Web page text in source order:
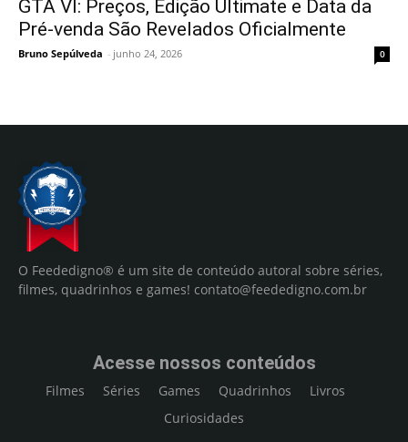
GTA VI: Preços, Edição Ultimate e Data da
Pré-venda São Revelados Oficialmente
Bruno Sepúlveda - junho 24, 2026 0
O Feededigno® é um site de conteúdo autoral sobre séries,
filmes, quadrinhos e games! contato@feededigno.com.br
Acesse nossos conteúdos
Filmes Séries Games Quadrinhos
Livros
Curiosidades